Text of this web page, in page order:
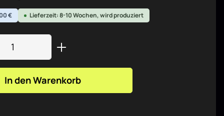
€ Lieferzeit: 8-10 Wochen, wird produziert
Anzahl: Gib den gewünschten Wert
In den Warenkorb